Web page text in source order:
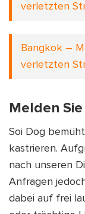
verletzten
Dog
8:00 bis 23:00
Um einen
der folgenden
Telefon:+66
Email:
LINE Official:
Bangkok –
verletzten
Email:
Soi Dog
sondern nur
Notfälle
Melden
Soi Dog
kastrieren.
nach unseren
Anfragen
dabei auf frei